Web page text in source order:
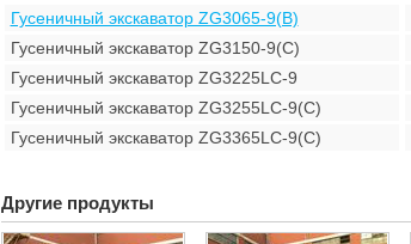
Гусеничный экскаватор ZG3065-9(B)
Гусеничный экскаватор ZG3150-9(C)
Гусеничный экскаватор ZG3225LC-9
Гусеничный экскаватор ZG3255LC-9(C)
Гусеничный экскаватор ZG3365LC-9(C)
Другие продукты